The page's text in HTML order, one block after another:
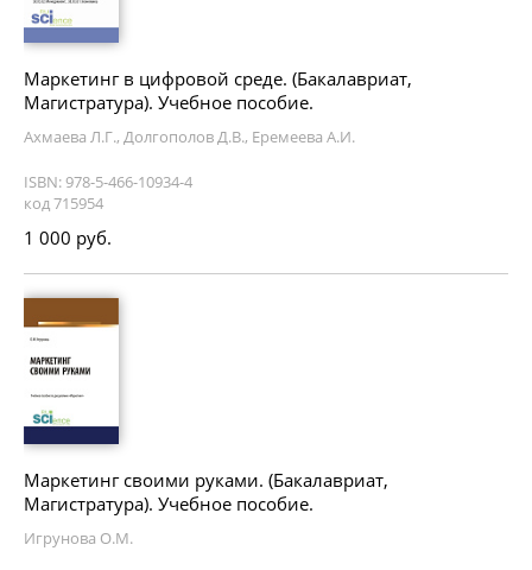
Маркетинг в цифровой среде. (Бакалавриат,
Магистратура). Учебное пособие.
Ахмаева Л.Г., Долгополов Д.В., Еремеева А.И.
ISBN: 978-5-466-10934-4
код 715954
1 000 руб.
Маркетинг своими руками. (Бакалавриат,
Магистратура). Учебное пособие.
Игрунова О.М.